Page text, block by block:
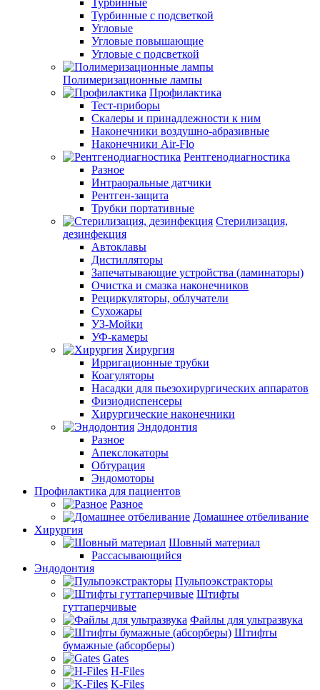
Турбинные
Турбинные с подсветкой
Угловые
Угловые повышающие
Угловые с подсветкой
Полимеризационные лампы
Профилактика
Тест-приборы
Скалеры и принадлежности к ним
Наконечники воздушно-абразивные
Наконечники Air-Flo
Рентгенодиагностика
Разное
Интраоральные датчики
Рентген-защита
Трубки портативные
Стерилизация,
дезинфекция
Автоклавы
Дистилляторы
Запечатывающие устройства (ламинаторы)
Очистка и смазка наконечников
Рециркуляторы, облучатели
Сухожары
УЗ-Мойки
УФ-камеры
Хирургия
Ирригационные трубки
Коагуляторы
Насадки для пьезохирургических аппаратов
Физиодиспенсеры
Хирургические наконечники
Эндодонтия
Разное
Апекслокаторы
Обтурация
Эндомоторы
Профилактика для пациентов
Разное
Домашнее отбеливание
Хирургия
Шовный материал
Рассасывающийся
Эндодонтия
Пульпоэкстракторы
Штифты
гуттаперчивые
Файлы для ультразвука
Штифты
бумажные (абсорберы)
Gates
H-Files
K-Files